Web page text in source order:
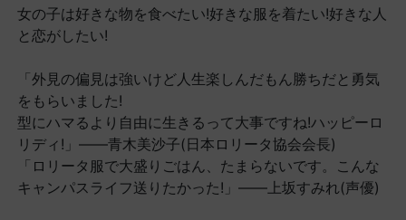
女の子は好きな物を食べたい!好きな服を着たい!好きな人
と恋がしたい!
「外見の偏見は強いけど人生楽しんだもん勝ちだと勇気
をもらいました!
型にハマるより自由に生きるって大事ですね!ハッピーロ
リディ!」――青木美沙子(日本ロリータ協会会長)
「ロリータ服で大盛りごはん、たまらないです。こんな
キャンパスライフ送りたかった!」――上坂すみれ(声優)